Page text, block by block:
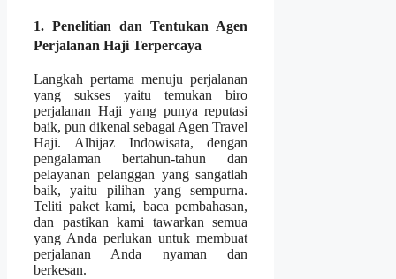
1. Penelitian dan Tentukan Agen
Perjalanan Haji Terpercaya
Langkah pertama menuju perjalanan
yang sukses yaitu temukan biro
perjalanan Haji yang punya reputasi
baik, pun dikenal sebagai Agen Travel
Haji. Alhijaz Indowisata, dengan
pengalaman bertahun-tahun dan
pelayanan pelanggan yang sangatlah
baik, yaitu pilihan yang sempurna.
Teliti paket kami, baca pembahasan,
dan pastikan kami tawarkan semua
yang Anda perlukan untuk membuat
perjalanan Anda nyaman dan
berkesan.